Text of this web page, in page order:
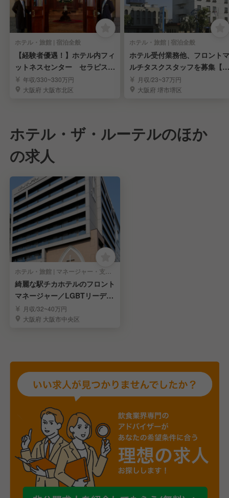
ホテル・旅館 | 宿泊全般
【経験者優遇！】ホテル内フィ
ットネスセンター セラピスト
募集！
年収/330~330万円
大阪府 大阪市北区
ホテル・旅館 | 宿泊全般
ホテル受付業務他、フロントマ
ルチタスクスタッフを募集【経
験者歓迎】
月収/23~37万円
大阪府 堺市堺区
ホテル・ザ・ルーテルのほか
の求人
ホテル・旅館 | マネージャー・支配人・副支配人・女将
綺麗な駅チカホテルのフロント
マネージャー／LGBTリーディ
ングカンパニー
月収/32~40万円
大阪府 大阪市中央区